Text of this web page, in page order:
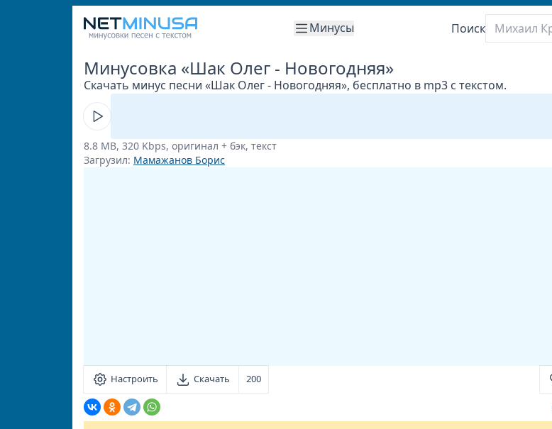
Минусы Поиск
Минусовка «Шак Олег - Новогодняя»
Скачать минус песни «Шак Олег - Новогодняя», бесплатно в mp3 с текстом.
8.8 MB, 320 Kbps, оригинал + бэк, текст
Загрузил: Мамажанов Борис
Настроить Скачать 200